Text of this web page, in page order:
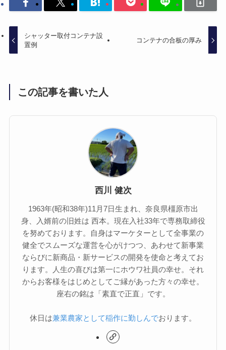
シャッター取付コンテナ設
置例
コンテナの合板の厚み
この記事を書いた人
西川 健次
1963年(昭和38年)11月7日生まれ、奈良県橿原市出
身、入婿前の旧姓は 西本。現在入社33年で専務取締役
を努めております。自身はマーケターとして全事業の
健全でスムーズな運営を心がけつつ、あわせて新事業
ならびに新商品・新サービスの開発を使命と考えてお
ります。人生の喜びは第一にホウワ社員の幸せ。それ
からお客様をはじめとしてご縁があった方々の幸せ。
座右の銘は「素直で正直」です。
休日は兼業農家として稲作に勤しんでおります。